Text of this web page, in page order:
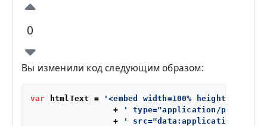
0
Вы изменили код следующим образом:
var htmlText =
'<embed width=100% height=100%'
                 +
' type="application/pdf"'
                 +
' src="data:application/pdf,'